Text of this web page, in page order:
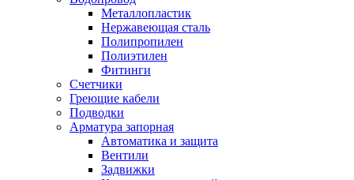
Металлопластик
Нержавеющая сталь
Полипропилен
Полиэтилен
Фитинги
Счетчики
Греющие кабели
Подводки
Арматура запорная
Автоматика и защита
Вентили
Задвижки